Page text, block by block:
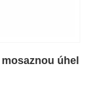
úhel